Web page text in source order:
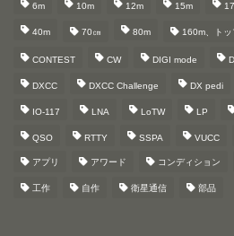
6m 10m 12m 15m
40m 70㎝ 80m 160m、トッ
CONTEST CW DIGI mode
DXCC DXCC Challenge DX pedi
IO-117 LNA LoTW LP
QSO RTTY SSPA VUCC
アプリ アワード コンディション
工作 自作 衛星通信 部品